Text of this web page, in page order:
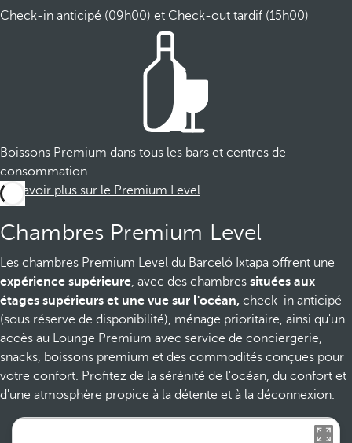
Check-in anticipé (09h00) et Check-out tardif (15h00)
Boissons Premium dans tous les bars et centres de
consommation
En savoir plus sur le Premium Level
Chambres Premium Level
Les chambres Premium Level du Barceló Ixtapa offrent une
expérience supérieure , avec des chambres situées aux
étages supérieurs et une vue sur l'océan, check-in anticipé
(sous réserve de disponibilité), ménage prioritaire, ainsi qu'un
accès au Lounge Premium avec service de conciergerie,
snacks, boissons premium et des commodités conçues pour
votre confort. Profitez de la sérénité de l'océan, du confort et
d'une atmosphère propice à la détente et à la déconnexion.